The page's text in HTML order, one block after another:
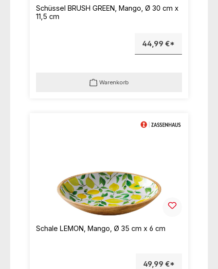
Schüssel BRUSH GREEN, Mango, Ø 30 cm x
11,5 cm
44,99 €*
Warenkorb
Schale LEMON, Mango, Ø 35 cm x 6 cm
49,99 €*